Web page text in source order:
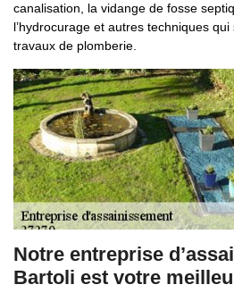
canalisation, la vidange de fosse
l’hydrocurage et autres techniques
travaux de plomberie.
Notre entreprise
Bartoli est votre